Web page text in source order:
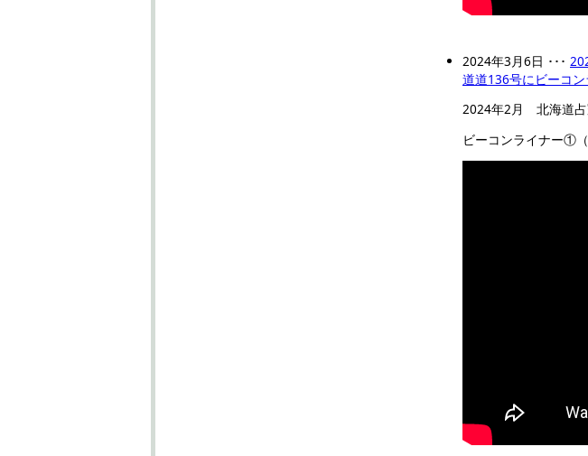
2024年3月6日 ･･･
道道136号にビーコン
2024年2月 北海道占
ビーコンライナー①